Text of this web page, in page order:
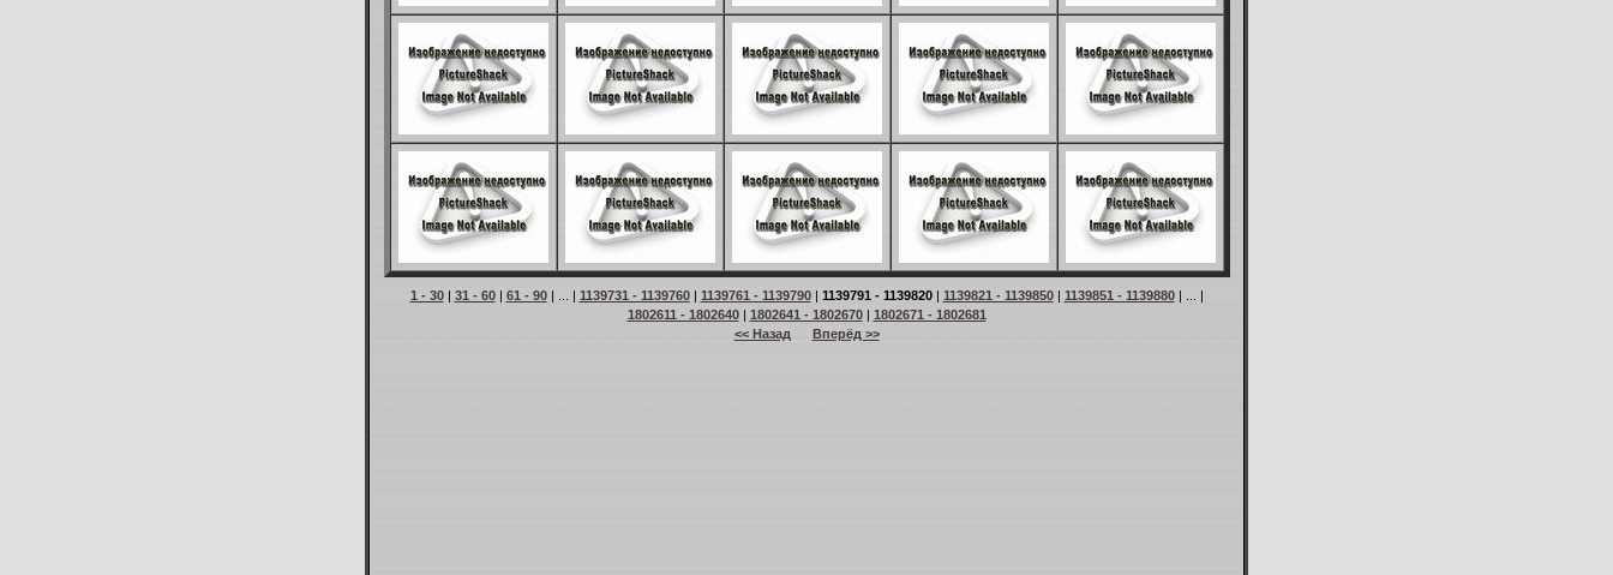
1 - 30| 31 - 60| 61 - 90| ... | 1139731 - 1139760| 1139761 - 1139790| 1139791 - 1139820| 1139821 - 1139850| 1139851 - 1139880| ... |
1802611 - 1802640| 1802641 - 1802670| 1802671 - 1802681
<< Назад
Вперёд >>